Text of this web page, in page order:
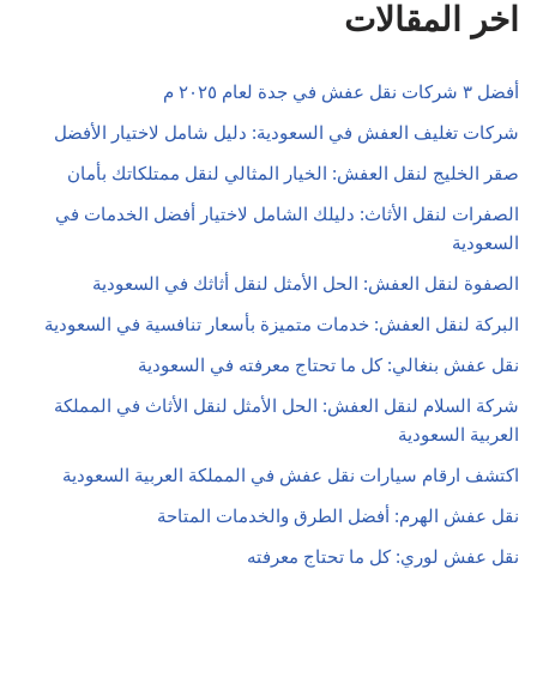
اخر المقالات
أفضل ٣ شركات نقل عفش في جدة لعام ٢٠٢٥ م
شركات تغليف العفش في السعودية: دليل شامل لاختيار الأفضل
صقر الخليج لنقل العفش: الخيار المثالي لنقل ممتلكاتك بأمان
الصفرات لنقل الأثاث: دليلك الشامل لاختيار أفضل الخدمات في
السعودية
الصفوة لنقل العفش: الحل الأمثل لنقل أثاثك في السعودية
البركة لنقل العفش: خدمات متميزة بأسعار تنافسية في السعودية
نقل عفش بنغالي: كل ما تحتاج معرفته في السعودية
شركة السلام لنقل العفش: الحل الأمثل لنقل الأثاث في المملكة
العربية السعودية
اكتشف ارقام سيارات نقل عفش في المملكة العربية السعودية
نقل عفش الهرم: أفضل الطرق والخدمات المتاحة
نقل عفش لوري: كل ما تحتاج معرفته